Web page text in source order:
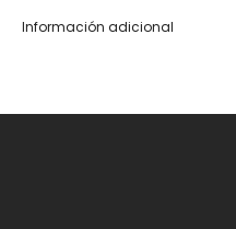
Información adicional